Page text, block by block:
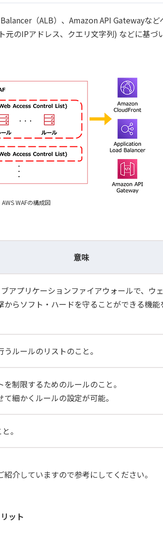
（ALB）、Amazon API Gatewayなど
のIPアドレス、クエリ文字列) などに基づ
AWS WAFの構成図
意味
アプリケーションファイアウォールで、ウ
からソフト・ハードを守ることができる機
ルールのリストのこと。
制限するためのルールのこと。
細かくルールの設定が可能。
。
介していますので参考にしてください。
ット